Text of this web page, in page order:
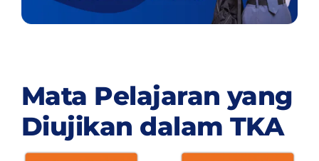
Mata Pelajaran yang
Diujikan dalam TKA